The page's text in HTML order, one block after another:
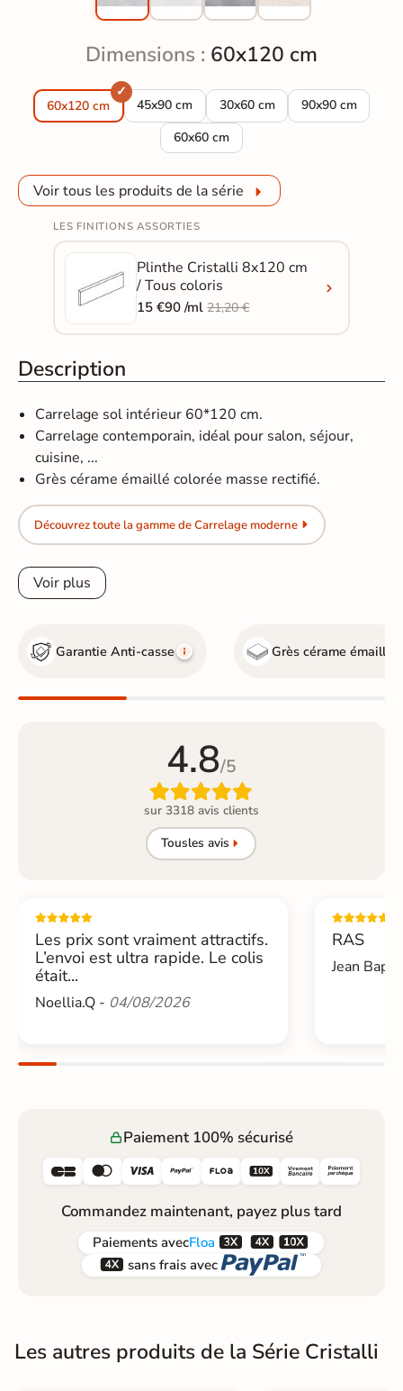
Dimensions : 60x120 cm
60x120 cm 45x90 cm
Carrelage sol moderne Cristalli gris 45x90 cm
30x60 cm
Carrelage sol moderne Cristalli
90x90 cm
Carrelage sol
60x60 cm
Carrelage sol moderne Cristalli gris
Voir tous les produits de la série
LES FINITIONS ASSORTIES
Plinthe Cristalli 8x120 cm
/ Tous coloris
15 €90 /ml21,20 €
Description
Carrelage sol intérieur 60*120 cm.
Carrelage contemporain, idéal pour salon, séjour,
cuisine, ...
Grès cérame émaillé colorée masse rectifié.
Découvrez toute la gamme de Carrelage moderne
Voir plus
Garantie Anti-casse Grès cérame émaillé
4.8/5

sur 3318 avis clients
Tousles avis
Les prix sont vraiment attractifs.
L’envoi est ultra rapide. Le colis
était...
Noellia.Q - 04/08/2026
RAS
Jean
Paiement 100% sécurisé
     
Commandez maintenant, payez plus tard
Paiements avecFloa  
 sans frais avec 
Les autres produits de la Série Cristalli